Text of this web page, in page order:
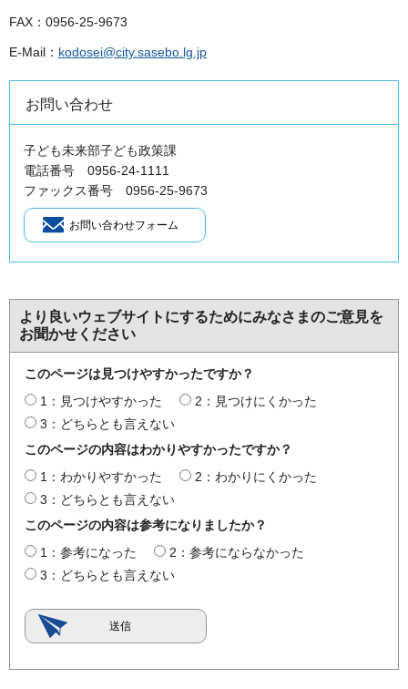
FAX：0956-25-9673
E-Mail： kodosei@city.sasebo.lg.jp
お問い合わせ
子ども未来部子ども政策課
電話番号 0956-24-1111
ファックス番号 0956-25-9673
より良いウェブサイトにするためにみなさまのご意見を
お聞かせください
このページは見つけやすかったですか？
1：見つけやすかった
2：見つけにくかった
3：どちらとも言えない
このページの内容はわかりやすかったですか？
1：わかりやすかった
2：わかりにくかった
3：どちらとも言えない
このページの内容は参考になりましたか？
1：参考になった
2：参考にならなかった
3：どちらとも言えない